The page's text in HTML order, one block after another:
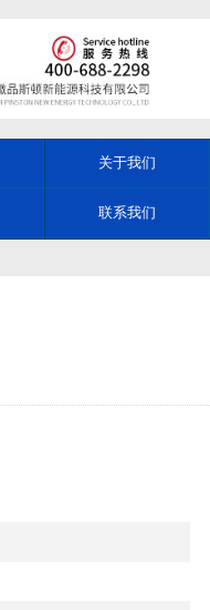
关于我们
联系我们